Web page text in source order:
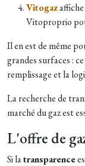
Vitogaz
Vitoproprio
Il en est de même
grandes surfaces :
remplissage et la
La recherche de
marché du gaz est
L'offre de
Si latransparence